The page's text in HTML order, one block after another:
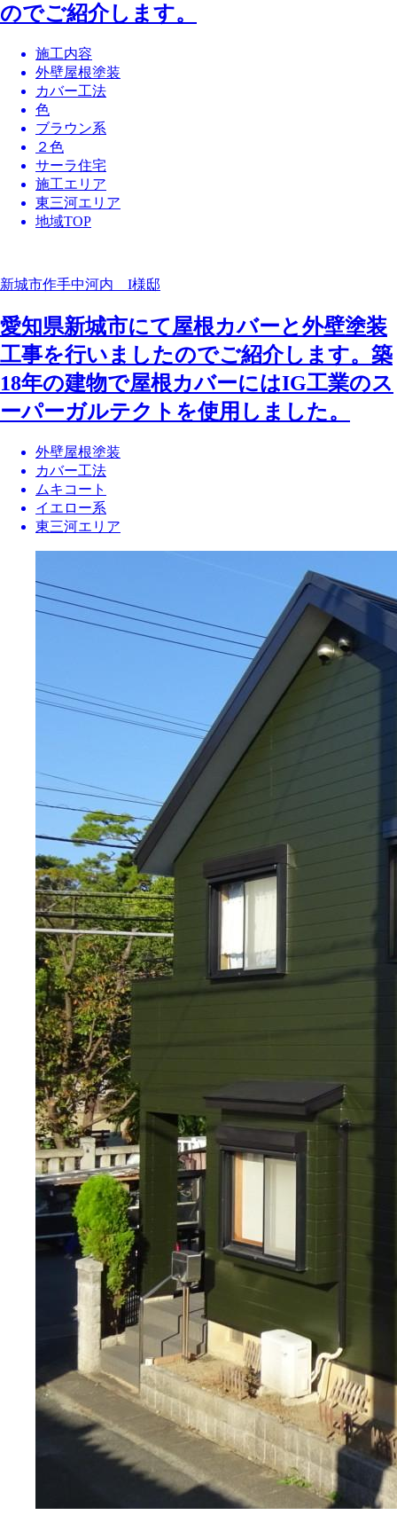
のでご紹介します。
施工内容
外壁屋根塗装
カバー工法
色
ブラウン系
２色
サーラ住宅
施工エリア
東三河エリア
地域TOP
新城市作手中河内 I様邸
愛知県新城市にて屋根カバーと外壁塗装
工事を行いましたのでご紹介します。築
18年の建物で屋根カバーにはIG工業のス
ーパーガルテクトを使用しました。
外壁屋根塗装
カバー工法
ムキコート
イエロー系
東三河エリア